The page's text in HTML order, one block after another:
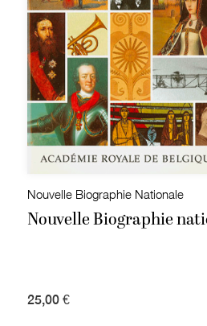
Nouvelle Biographie Nationale
Nouvelle Biographie
25,00 €